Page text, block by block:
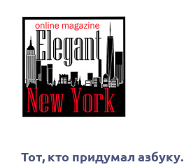
Тот, кто придумал азбуку.